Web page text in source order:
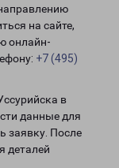
на сайте,
онлайн-
+7 (495)
в
данные для
заявку. После
деталей